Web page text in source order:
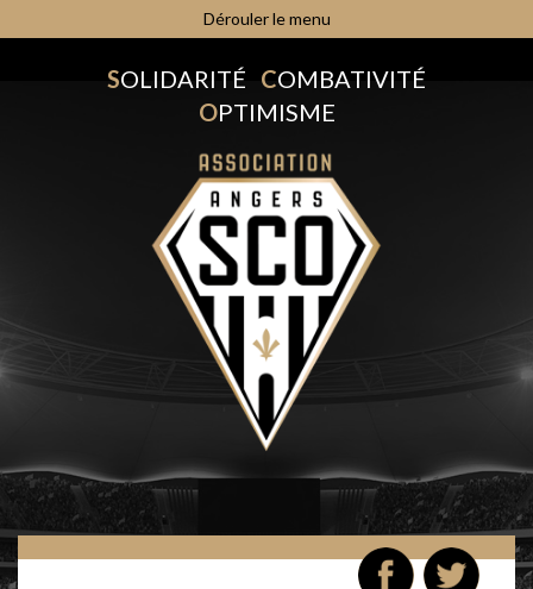
Dérouler le menu
SOLIDARITÉ COMBATIVITÉ
OPTIMISME